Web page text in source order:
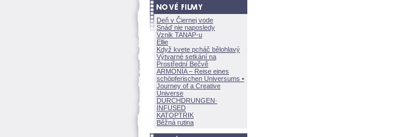
Deň v Čiernej vode
Snáď nie naposledy
Vznik TANAP-u
Ellie
Když kvete pcháč bělohlavý
Výtvarné setkání na
Prostřední Bečvě
ARMONÍA – Reise eines
schöpferischen Universums •
Journey of a Creative
Universe
DURCHDRUNGEN·
INFUSED
KATOPTRIK
Běžná rutina